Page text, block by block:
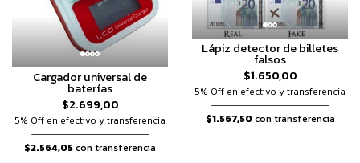
Cargador universal de
baterías
$2.699,00
5% Off en efectivo y transferencia
$2.564,05con transferencia
Lápiz detector de billetes
falsos
$1.650,00
5% Off en efectivo y transferencia
$1.567,50con transferencia